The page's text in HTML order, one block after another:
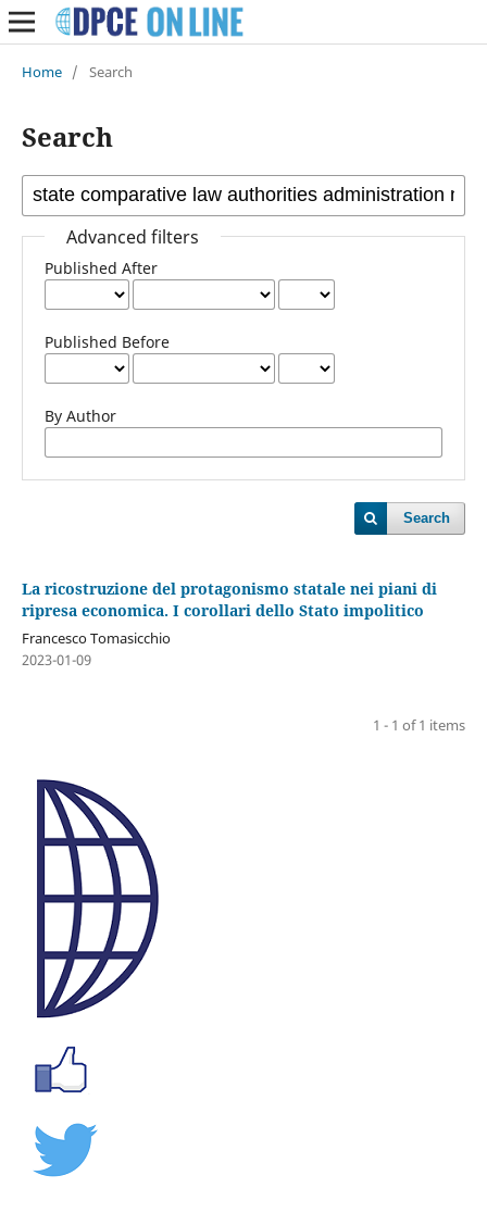
Home / Search
Search
Advanced filters
Published After
Published Before
By Author
Search
La ricostruzione del protagonismo statale nei piani di
ripresa economica. I corollari dello Stato impolitico
Francesco Tomasicchio
2023-01-09
1 - 1 of 1 items